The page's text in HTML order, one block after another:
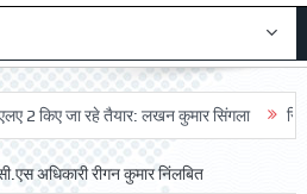
किए जा रहे तैयार: लखन कुमार सिंगला सिद्धपीठ
अधिकारी रीगन कुमार निंलबित